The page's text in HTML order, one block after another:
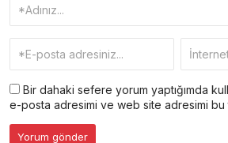
Bir dahaki sefere yorum yaptığımda
e-posta adresimi ve web site adresimi bu